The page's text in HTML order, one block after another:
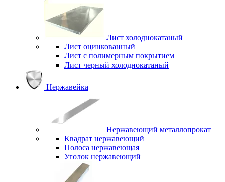
Лист холоднокатаный
Лист оцинкованный
Лист с полимерным покрытием
Лист черный холоднокатаный
Нержавейка
Нержавеющий металлопрокат
Квадрат нержавеющий
Полоса нержавеющая
Уголок нержавеющий